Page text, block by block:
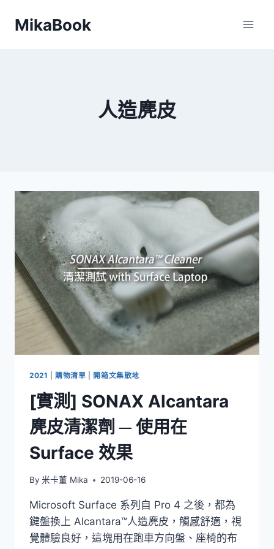
MikaBook
人造麂皮
2021 購物清單 開箱文集散地
[實測] SONAX Alcantara
麂皮清潔劑 ─ 使用在
Surface 效果
By 米卡董 Mika 2019-06-16
Microsoft Surface 系列自 Pro 4 之後，都為
鍵盤換上 Alcantara™人造麂皮，觸感舒適，視
覺體驗良好，這塊用在跑車方向盤、座椅的布